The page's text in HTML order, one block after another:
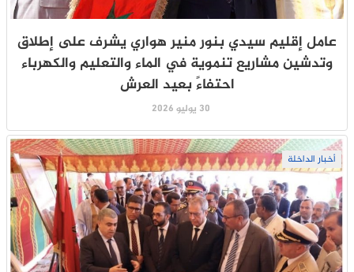
عامل إقليم سيدي بنور منير هواري يشرف على إطلاق
وتدشين مشاريع تنموية في الماء والتعليم والكهرباء
احتفاءً بعيد العرش
30 يوليو 2026
أخبار الداخلة